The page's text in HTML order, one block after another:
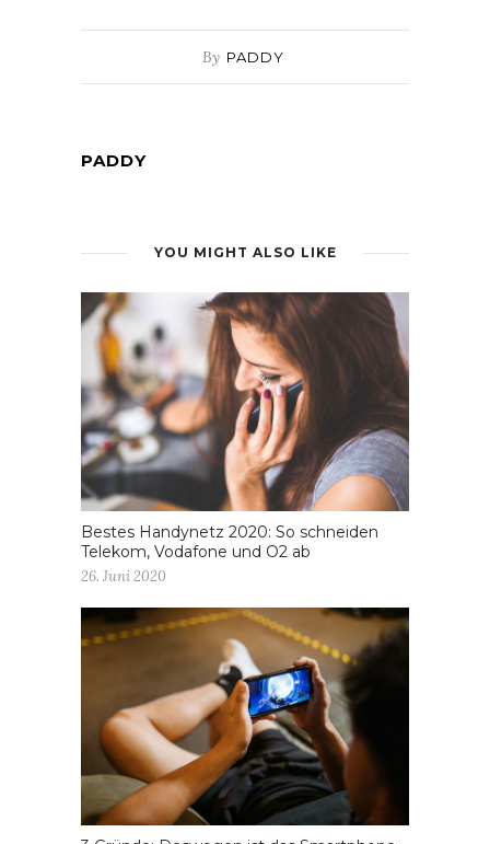
By PADDY
PADDY
YOU MIGHT ALSO LIKE
Bestes Handynetz 2020: So schneiden
Telekom, Vodafone und O2 ab
26. Juni 2020